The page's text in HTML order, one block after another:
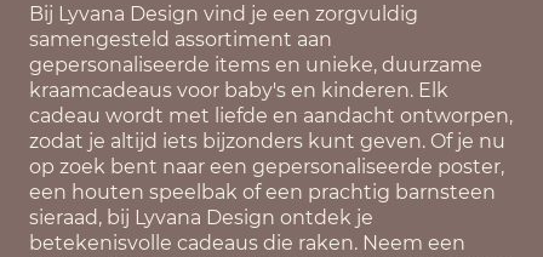
Bij Lyvana Design vind je een zorgvuldig
samengesteld assortiment aan
gepersonaliseerde items en unieke, duurzame
kraamcadeaus voor baby's en kinderen. Elk
cadeau wordt met liefde en aandacht ontworpen,
zodat je altijd iets bijzonders kunt geven. Of je nu
op zoek bent naar een gepersonaliseerde poster,
een houten speelbak of een prachtig barnsteen
sieraad, bij Lyvana Design ontdek je
betekenisvolle cadeaus die raken. Neem een